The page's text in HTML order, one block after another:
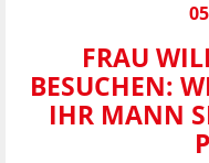
FRAU
BESUCHEN:
IHR MANN